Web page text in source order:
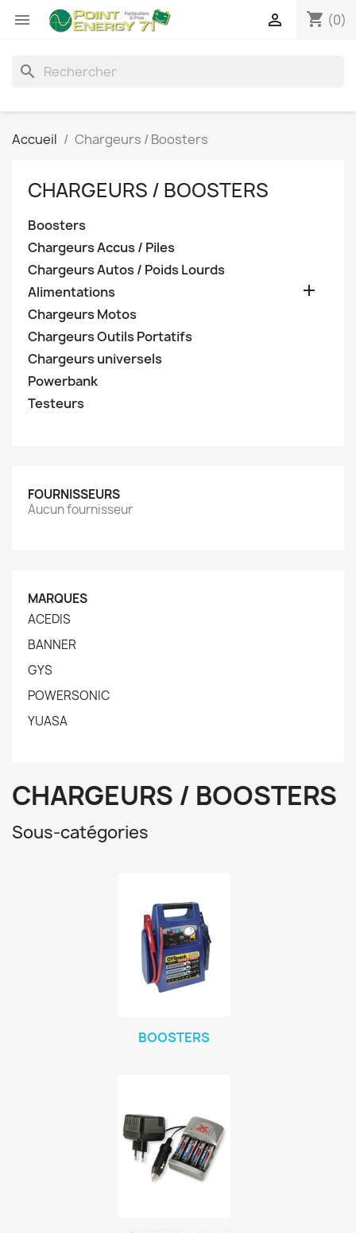
 shopping_cart (0)

search
Accueil Chargeurs / Boosters
CHARGEURS / BOOSTERS
Boosters
Chargeurs Accus / Piles
Chargeurs Autos / Poids Lourds
Alimentations

Chargeurs Motos
Chargeurs Outils Portatifs
Chargeurs universels
Powerbank
Testeurs
FOURNISSEURS
Aucun fournisseur
MARQUES
ACEDIS
BANNER
GYS
POWERSONIC
YUASA
CHARGEURS / BOOSTERS
Sous-catégories
BOOSTERS